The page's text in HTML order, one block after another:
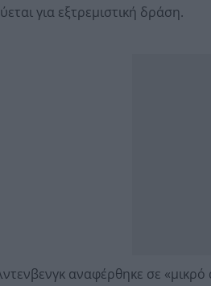
για εξτρεμιστική δράση.
αναφέρθηκε σε